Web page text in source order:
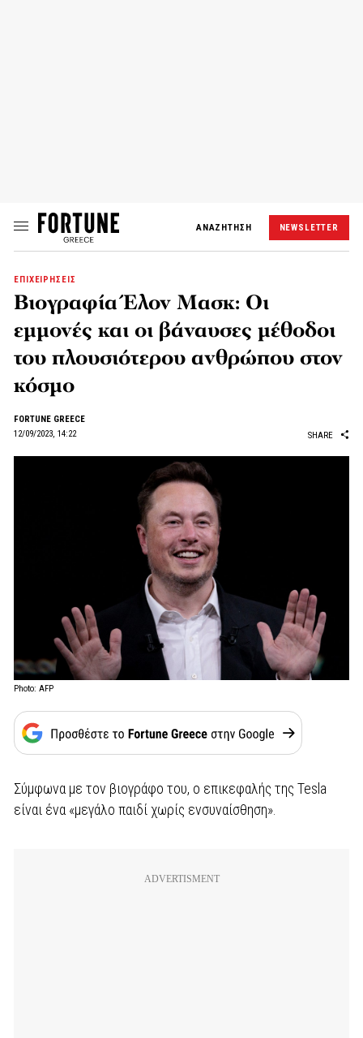
ΑΝΑΖΗΤΗΣΗ NEWSLETTER
ΕΠΙΧΕΙΡΗΣΕΙΣ
Βιογραφία Έλον Μασκ: Οι
εμμονές και οι βάναυσες μέθοδοι
του πλουσιότερου ανθρώπου στον
κόσμο
FORTUNE GREECE
12/09/2023, 14:22
SHARE
Photo: AFP
Σύμφωνα με τον βιογράφο του, ο επικεφαλής της Tesla
είναι ένα «μεγάλο παιδί χωρίς ενσυναίσθηση».